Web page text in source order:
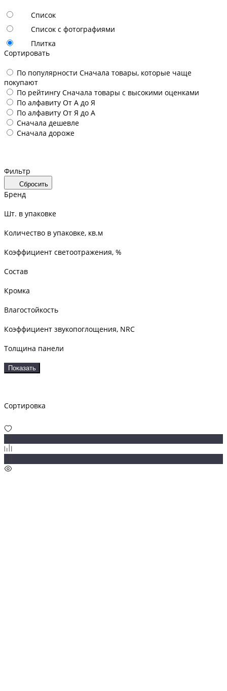
Список
Список с фотографиями
Плитка
Сортировать
По популярности Сначала товары, которые чаще
покупают
По рейтингу Сначала товары с высокими оценками
По алфавиту От А до Я
По алфавиту От Я до А
Сначала дешевле
Сначала дороже
Фильтр
Сбросить
Бренд
Шт. в упаковке
Количество в упаковке, кв.м
Коэффициент светоотражения, %
Состав
Кромка
Влагостойкость
Коэффициент звукопоглощения, NRC
Толщина панели
Показать
Сортировка